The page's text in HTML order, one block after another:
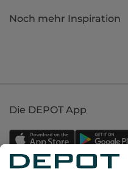
Noch mehr Inspiration
Die DEPOT App